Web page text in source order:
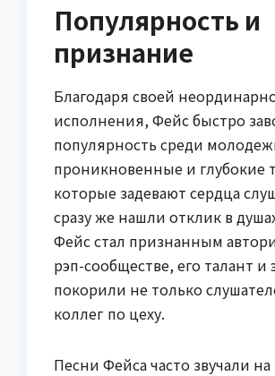
Популярность и
признание
Благодаря своей
исполнения, Фейс быстро
популярность среди
проникновенные и глубокие
которые задевают сердца
сразу же нашли отклик в
Фейс стал признанным
рэп-сообществе, его талант и
покорили не только
коллег по цеху.
Песни Фейса часто звучали